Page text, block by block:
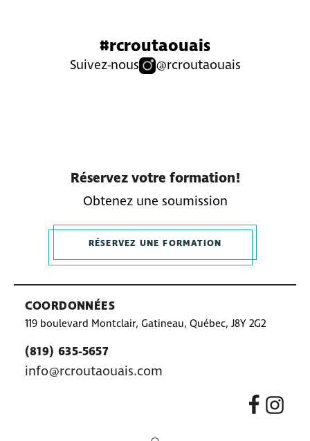
#rcroutaouais
Suivez-nous @rcroutaouais
Réservez votre formation!
Obtenez une soumission
RÉSERVEZ UNE FORMATION
COORDONNÉES
119 boulevard Montclair, Gatineau, Québec, J8Y 2G2
(819) 635-5657
info@rcroutaouais.com